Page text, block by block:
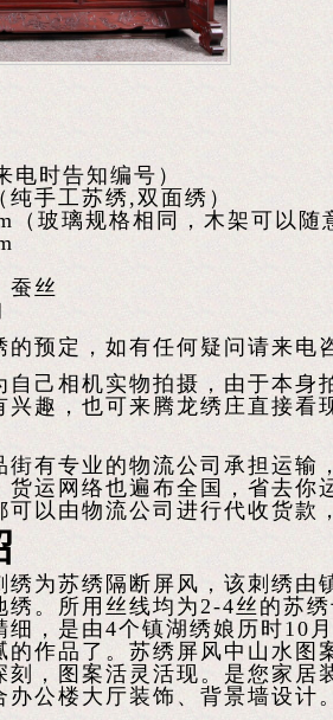
电时告知编号）
手工苏绣,双面绣）
（玻璃规格相同，木架可以随
蚕丝
预定，如有任何疑问请来电
自己相机实物拍摄，由于本身
兴趣，也可来腾龙绣庄直接看
街有专业的物流公司承担运输
货运网络也遍布全国，省去你
以由物流公司进行代收货款
绣为苏绣隔断屏风，该刺绣
。所用丝线均为2-4丝的苏
细，是由4个镇湖绣娘历时10
的作品了。苏绣屏风中山水图
刻，图案活灵活现。是您家居
公楼大厅装饰、背景墙设计。